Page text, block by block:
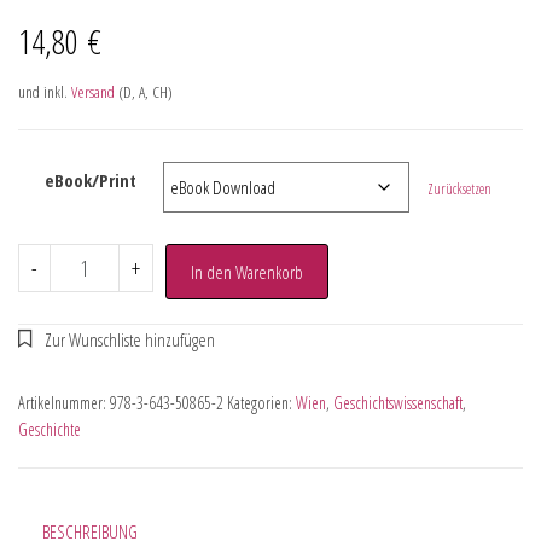
14,80 €
und inkl. Versand (D, A, CH)
eBook/Print Zurücksetzen
- + In den Warenkorb
Artikelnummer: 978-3-643-50865-2 Kategorien: Wien, Geschichtswissenschaft,
Geschichte
BESCHREIBUNG